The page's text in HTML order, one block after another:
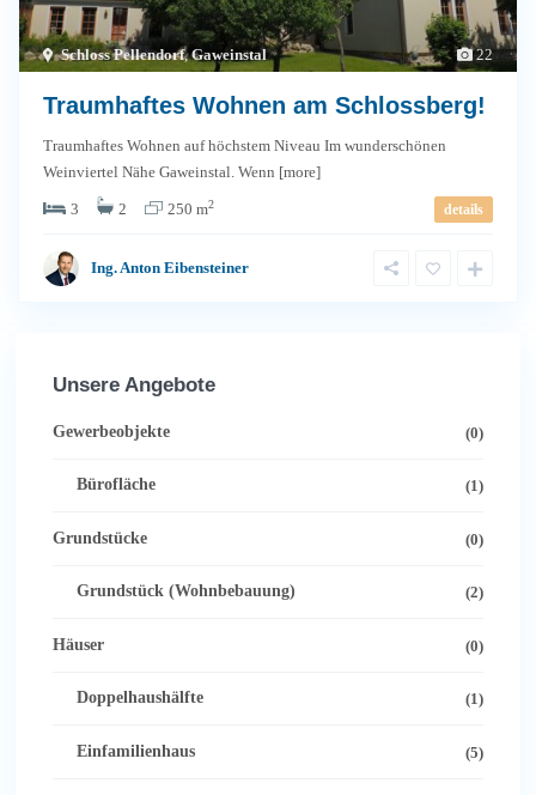
22
Schloss Pellendorf,Gaweinstal
Traumhaftes Wohnen am Schlossberg!
Traumhaftes Wohnen auf höchstem Niveau Im wunderschönen
Weinviertel Nähe Gaweinstal. Wenn [more]
3 2 250 m2 details
Ing. Anton Eibensteiner
Unsere Angebote
Gewerbeobjekte (0)
Bürofläche (1)
Grundstücke (0)
Grundstück (Wohnbebauung) (2)
Häuser (0)
Doppelhaushälfte (1)
Einfamilienhaus (5)